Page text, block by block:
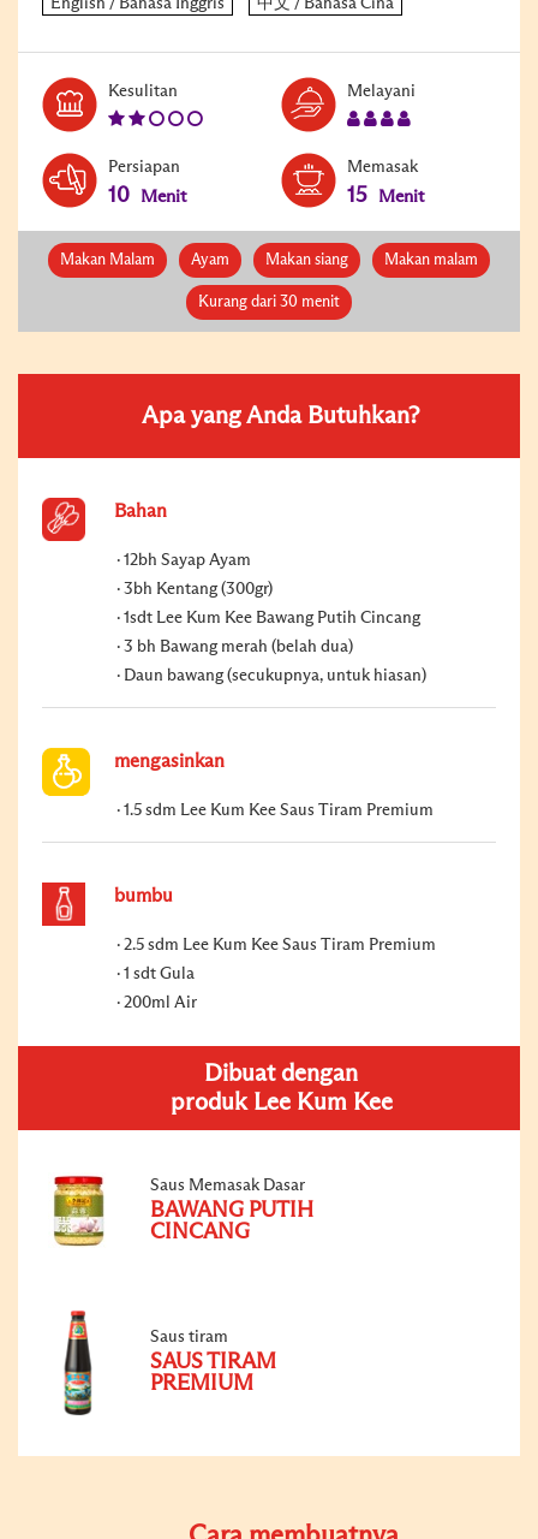
Kesulitan Melayani
Persiapan
10 Menit
Memasak
15 Menit
Makan Malam Ayam Makan siang Makan malam
Kurang dari 30 menit
Apa yang Anda Butuhkan?
Bahan
12bh Sayap Ayam
3bh Kentang (300gr)
1sdt Lee Kum Kee Bawang Putih Cincang
3 bh Bawang merah (belah dua)
Daun bawang (secukupnya, untuk hiasan)
mengasinkan
1.5 sdm Lee Kum Kee Saus Tiram Premium
bumbu
2.5 sdm Lee Kum Kee Saus Tiram Premium
1 sdt Gula
200ml Air
Dibuat dengan
produk Lee Kum Kee
Saus Memasak Dasar
BAWANG PUTIH
CINCANG
Saus tiram
SAUS TIRAM
PREMIUM